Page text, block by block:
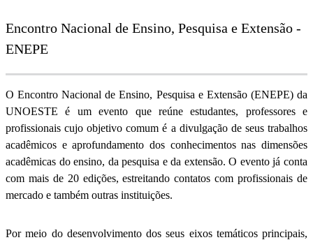
Encontro Nacional de Ensino, Pesquisa e Extensão -
ENEPE
O Encontro Nacional de Ensino, Pesquisa e Extensão (ENEPE) da
UNOESTE é um evento que reúne estudantes, professores e
profissionais cujo objetivo comum é a divulgação de seus trabalhos
acadêmicos e aprofundamento dos conhecimentos nas dimensões
acadêmicas do ensino, da pesquisa e da extensão. O evento já conta
com mais de 20 edições, estreitando contatos com profissionais de
mercado e também outras instituições.
Por meio do desenvolvimento dos seus eixos temáticos principais,